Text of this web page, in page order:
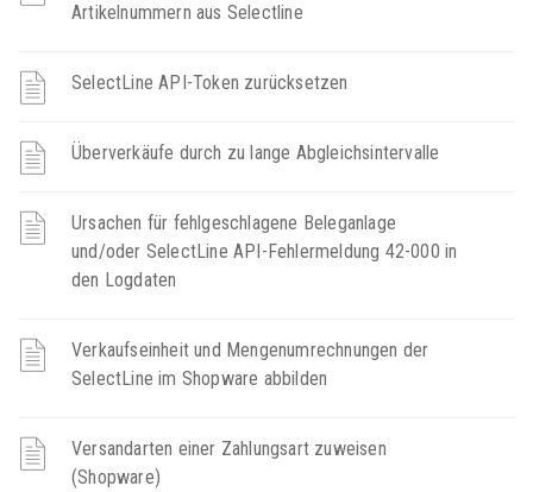
Artikelnummern aus Selectline
SelectLine API-Token zurücksetzen
Überverkäufe durch zu lange Abgleichsintervalle
Ursachen für fehlgeschlagene Beleganlage
und/oder SelectLine API-Fehlermeldung 42-000 in
den Logdaten
Verkaufseinheit und Mengenumrechnungen der
SelectLine im Shopware abbilden
Versandarten einer Zahlungsart zuweisen
(Shopware)